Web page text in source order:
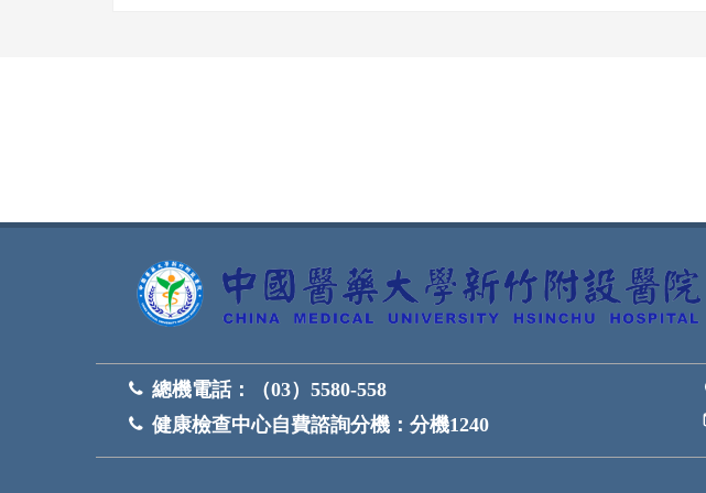
總機電話：
（03）5580-558
健康檢查中心自費諮詢分機： 分機1240